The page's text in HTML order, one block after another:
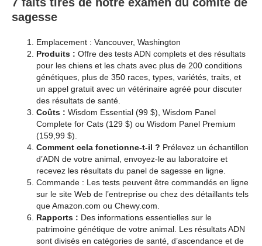
sagesse
Emplacement : Vancouver, Washington
Produits : Offre des tests ADN complets et des résultats
pour les chiens et les chats avec plus de 200 conditions
génétiques, plus de 350 races, types, variétés, traits, et
un appel gratuit avec un vétérinaire agréé pour discuter
des résultats de santé.
Coûts : Wisdom Essential (99 $), Wisdom Panel
Complete for Cats (129 $) ou Wisdom Panel Premium
(159,99 $).
Comment cela fonctionne-t-il ? Prélevez un échantillon
d’ADN de votre animal, envoyez-le au laboratoire et
recevez les résultats du panel de sagesse en ligne.
Commande : Les tests peuvent être commandés en ligne
sur le site Web de l’entreprise ou chez des détaillants tels
que Amazon.com ou Chewy.com.
Rapports : Des informations essentielles sur le
patrimoine génétique de votre animal. Les résultats ADN
sont divisés en catégories de santé, d’ascendance et de